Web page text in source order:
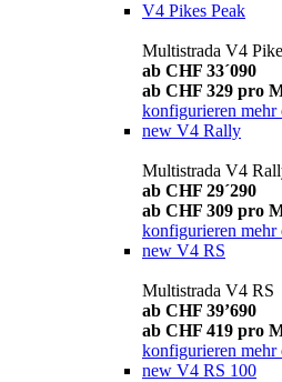
V4 Pikes Peak
Multistrada V4
ab CHF 33´090
ab CHF 329 pro
konfigurieren mehr
new V4 Rally
Multistrada V4
ab CHF 29´290
ab CHF 309 pro
konfigurieren mehr
new V4 RS
Multistrada V4 RS
ab CHF 39’690
ab CHF 419 pro
konfigurieren mehr
new V4 RS 100